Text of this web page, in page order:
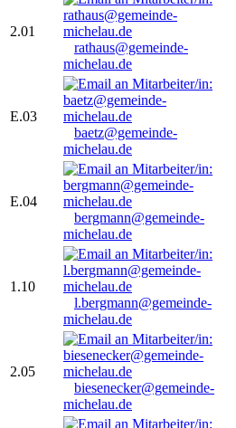
2.01
rathaus@gemeinde-
michelau.de
E.03
baetz@gemeinde-
michelau.de
E.04
bergmann@gemeinde-
michelau.de
1.10
l.bergmann@gemeinde-
michelau.de
2.05
biesenecker@gemeinde-
michelau.de